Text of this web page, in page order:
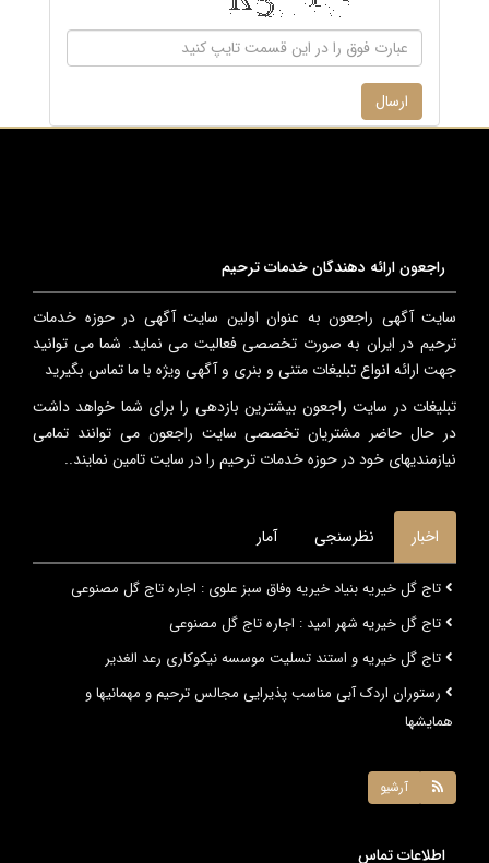
ارسال
راجعون ارائه دهندگان خدمات ترحیم
سایت آگهی راجعون به عنوان اولین سایت آگهی در حوزه خدمات
ترحیم در ایران به صورت تخصصی فعالیت می نماید. شما می توانید
جهت ارائه انواع تبلیغات متنی و بنری و آگهی ویژه با ما تماس بگیرید
تبلیغات در سایت راجعون بیشترین بازدهی را برای شما خواهد داشت
در حال حاضر مشتریان تخصصی سایت راجعون می توانند تمامی
نیازمندیهای خود در حوزه خدمات ترحیم را در سایت تامین نمایند..
اخبار نظرسنجی آمار
تاج گل خیریه بنیاد خیریه وفاق سبز علوی : اجاره تاج گل مصنوعی
تاج گل خیریه شهر امید : اجاره تاج گل مصنوعی
تاج گل خیریه و استند تسلیت موسسه نیکوکاری رعد الغدیر
رستوران اردک آبی مناسب پذیرایی مجالس ترحیم و مهمانیها و
همایشها
آرشیو
اطلاعات تماس